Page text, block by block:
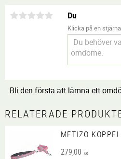
Du
Klicka på en
Bli den första att lämna ett
RELATERADE
METIZO
279,00 KR